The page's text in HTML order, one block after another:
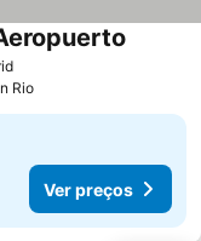
Rio
Ver preços